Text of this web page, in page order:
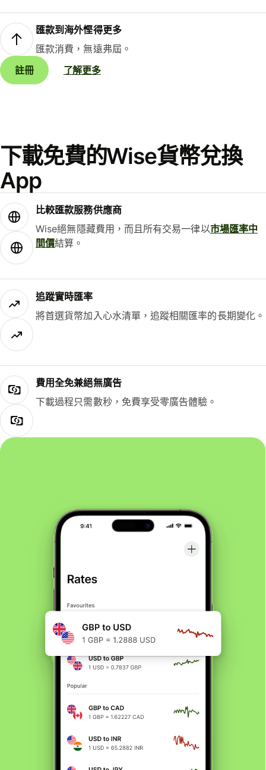
匯款到海外慳得更多
匯款消費，無遠弗屆。
註冊
了解更多
下載免費的Wise貨幣兌換
App
比較匯款服務供應商
Wise絕無隱藏費用，而且所有交易一律以市場匯率中
間價結算。
追蹤實時匯率
將首選貨幣加入心水清單，追蹤相關匯率的長期變化。
費用全免兼絕無廣告
下載過程只需數秒，免費享受零廣告體驗。